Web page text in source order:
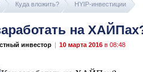
Куда вложить? HYIP-инвестиции
на
инвестор | 10 марта 2016 в 08:48